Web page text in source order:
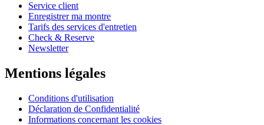
Service client
Enregistrer ma montre
Tarifs des services d'entretien
Check & Reserve
Newsletter
Mentions légales
Conditions d'utilisation
Déclaration de Confidentialité
Informations concernant les cookies